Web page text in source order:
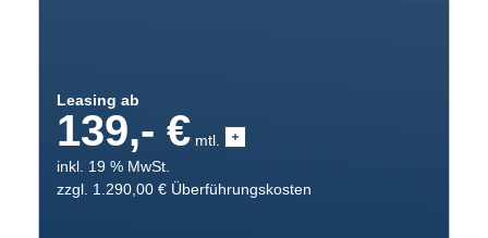
Leasing ab
139,- € mtl.
inkl. 19 % MwSt.
zzgl. 1.290,00 € Überführungskosten